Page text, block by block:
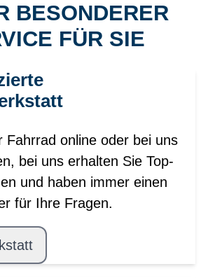
BESONDERER
FÜR SIE
Fahrrad online oder bei uns
bei uns erhalten Sie Top-
und haben immer einen
für Ihre Fragen.